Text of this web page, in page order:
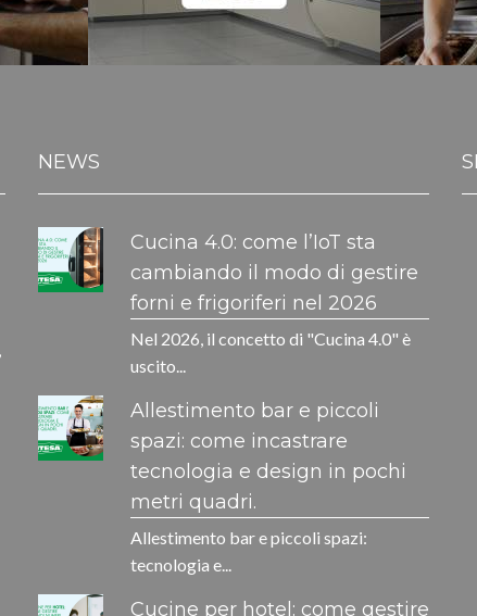
NEWS
Cucina 4.0: come l’IoT sta
cambiando il modo di gestire
forni e frigoriferi nel 2026
Nel 2026, il concetto di "Cucina 4.0" è
uscito...
Allestimento bar e piccoli
spazi: come incastrare
tecnologia e design in pochi
metri quadri.
Allestimento bar e piccoli spazi:
tecnologia e...
Cucine per hotel: come gestire